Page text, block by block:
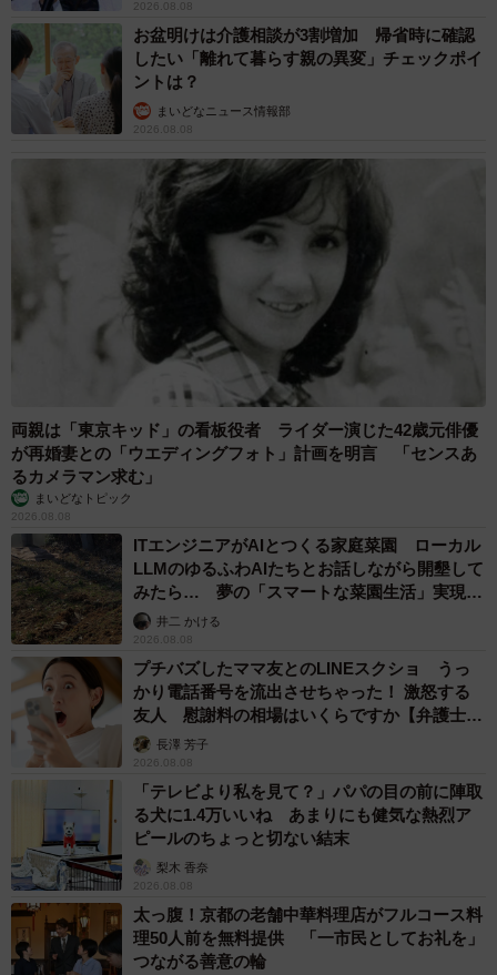
2026.08.08
お盆明けは介護相談が3割増加 帰省時に確認
したい「離れて暮らす親の異変」チェックポイ
ントは？
まいどなニュース情報部
2026.08.08
両親は「東京キッド」の看板役者 ライダー演じた42歳元俳優
が再婚妻との「ウエディングフォト」計画を明言 「センスあ
るカメラマン求む」
まいどなトピック
2026.08.08
ITエンジニアがAIとつくる家庭菜園 ローカル
LLMのゆるふわAIたちとお話しながら開墾して
みたら… 夢の「スマートな菜園生活」実現な
るか井二 かける
2026.08.08
プチバズしたママ友とのLINEスクショ うっ
かり電話番号を流出させちゃった！ 激怒する
友人 慰謝料の相場はいくらですか【弁護士が
解説】長澤 芳子
2026.08.08
「テレビより私を見て？」パパの目の前に陣取
る犬に1.4万いいね あまりにも健気な熱烈ア
ピールのちょっと切ない結末
梨木 香奈
2026.08.08
太っ腹！京都の老舗中華料理店がフルコース料
理50人前を無料提供 「一市民としてお礼を」
つながる善意の輪